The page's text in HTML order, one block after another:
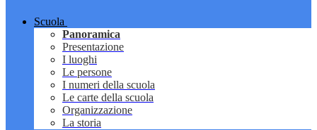
Scuola
Panoramica
Presentazione
I luoghi
Le persone
I numeri della scuola
Le carte della scuola
Organizzazione
La storia